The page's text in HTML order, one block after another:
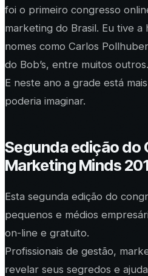
foi o primeiro congresso
marketing do Brasil. Eu tive
nomes como Carlos
do Bob’s, entre muitos outros.
E neste ano a grade está
poderia imaginar.
Segunda edição do
Marketing Minds
Esta segunda edição do
pequenos e médios
on-line e gratuito.
Profissionais de gestão,
revelar seus segredos e